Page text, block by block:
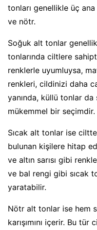
tonları genellikle üç
ve nötr.
Soğuk alt tonlar
tonlarında ciltlere
renklerle uyumluysa,
renkleri, cildinizi daha
yanında, küllü tonlar
mükemmel bir seçimdir.
Sıcak alt tonlar ise
bulunan kişilere hitap
ve altın sarısı gibi
ve bal rengi gibi sıcak
yaratabilir.
Nötr alt tonlar ise hem
karışımını içerir. Bu